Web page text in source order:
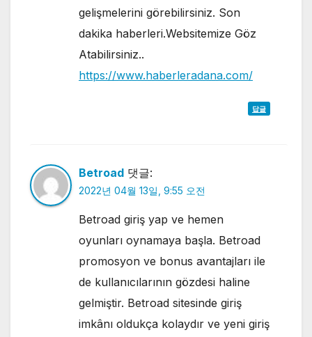
gelişmelerini görebilirsiniz. Son
dakika haberleri.Websitemize Göz
Atabilirsiniz..
https://www.haberleradana.com/
답글
Betroad 댓글:
2022년 04월 13일, 9:55 오전
Betroad giriş yap ve hemen
oyunları oynamaya başla. Betroad
promosyon ve bonus avantajları ile
de kullanıcılarının gözdesi haline
gelmiştir. Betroad sitesinde giriş
imkânı oldukça kolaydır ve yeni giriş